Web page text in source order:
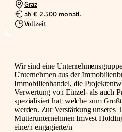
Ortschaft
Graz
Gehalt
ab € 2.500 monatl.
Beschäftigungsart
Vollzeit
Wir sind eine
Unternehmen aus der
Immobilienhandel, die
Verwertung von Einzel- als auch
spezialisiert hat, welche zum
werden. Zur Verstärkung unseres
Mutterunternehmen Imvest
eine/n engagierte/n